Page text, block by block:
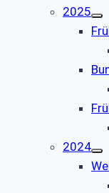
2025
2024